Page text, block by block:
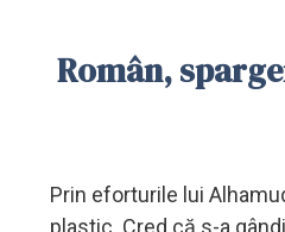
Român,
Prin eforturile lui
plastic. Cred că s-a